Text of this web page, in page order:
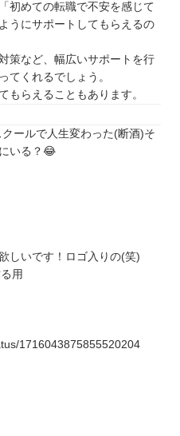
を選ぼう
プログラミングスクール
初めての転職で不安を感じて
うにサポートしてもらえるの
策など、幅広いサポートを行
てくれるでしょう。
もらえることもあります。
ールで人生変わった(断酒)そ
いる？😂
しいです！ロゴ入りの(笑)
用
1716043875855520204